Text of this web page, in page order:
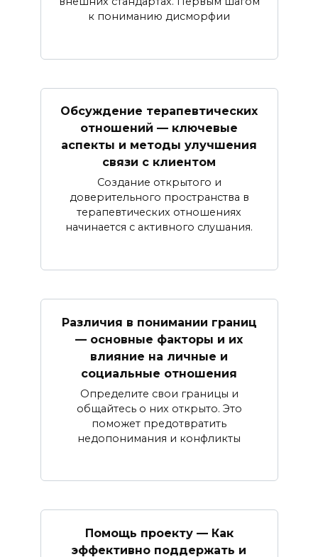
к пониманию дисморфии
Обсуждение терапевтических
отношений — ключевые
аспекты и методы улучшения
связи с клиентом
Создание открытого и
доверительного пространства в
терапевтических отношениях
начинается с активного слушания.
Различия в понимании границ
— основные факторы и их
влияние на личные и
социальные отношения
Определите свои границы и
общайтесь о них открыто. Это
поможет предотвратить
недопонимания и конфликты
Помощь проекту — Как
эффективно поддержать и